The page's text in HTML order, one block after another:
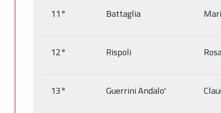
11° Battaglia
12° Rispoli
13° Guerrini Andalo'